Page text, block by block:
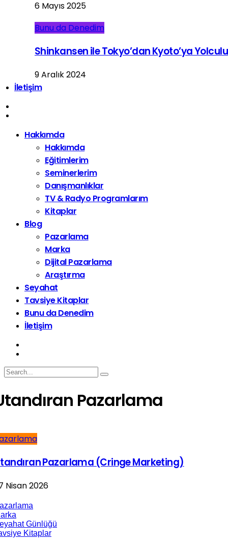
6 Mayıs 2025
Bunu da Denedim
Shinkansen ile Tokyo’dan Kyoto’ya
9 Aralık 2024
İletişim
Hakkımda
Hakkımda
Eğitimlerim
Seminerlerim
Danışmanlıklar
TV & Radyo Programlarım
Kitaplar
Blog
Pazarlama
Marka
Dijital Pazarlama
Araştırma
Seyahat
Tavsiye Kitaplar
Bunu da Denedim
İletişim
Pazarlama
Pazarlama (Cringe Marketing)
Nisan 2026
Günlüğü
Kitaplar